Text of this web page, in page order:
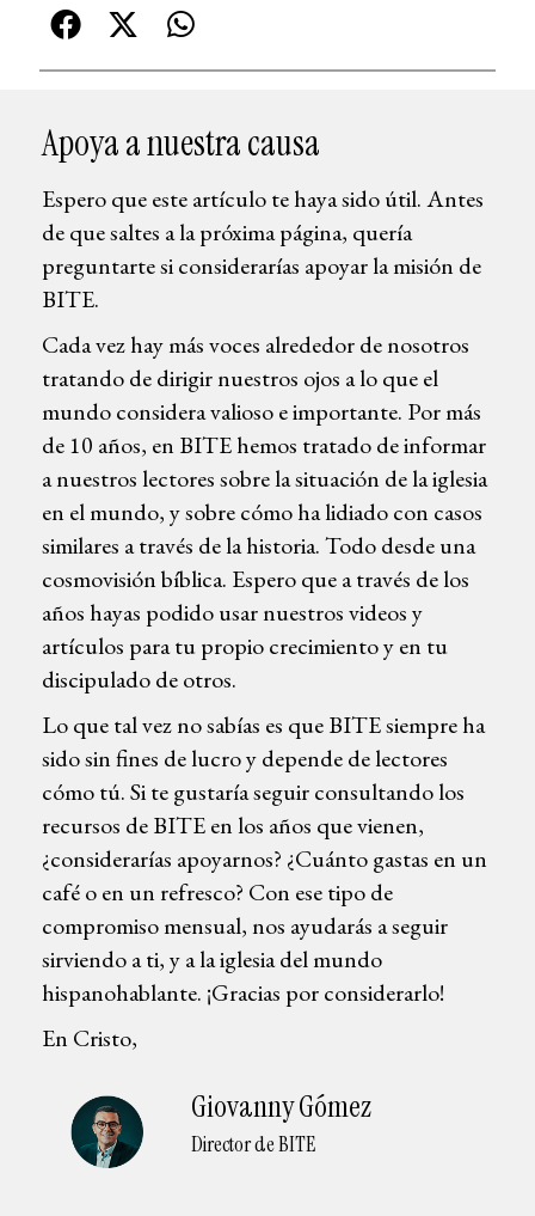
Apoya a nuestra causa
Espero que este artículo te haya sido útil. Antes
de que saltes a la próxima página, quería
preguntarte si considerarías apoyar la misión de
BITE.
Cada vez hay más voces alrededor de nosotros
tratando de dirigir nuestros ojos a lo que el
mundo considera valioso e importante. Por más
de 10 años, en BITE hemos tratado de informar
a nuestros lectores sobre la situación de la iglesia
en el mundo, y sobre cómo ha lidiado con casos
similares a través de la historia. Todo desde una
cosmovisión bíblica. Espero que a través de los
años hayas podido usar nuestros videos y
artículos para tu propio crecimiento y en tu
discipulado de otros.
Lo que tal vez no sabías es que BITE siempre ha
sido sin fines de lucro y depende de lectores
cómo tú. Si te gustaría seguir consultando los
recursos de BITE en los años que vienen,
¿considerarías apoyarnos? ¿Cuánto gastas en un
café o en un refresco? Con ese tipo de
compromiso mensual, nos ayudarás a seguir
sirviendo a ti, y a la iglesia del mundo
hispanohablante. ¡Gracias por considerarlo!
En Cristo,
Giovanny Gómez
Director de BITE